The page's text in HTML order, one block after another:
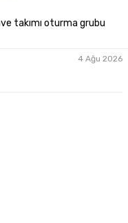
takımı oturma grubu
4 Ağu 2026